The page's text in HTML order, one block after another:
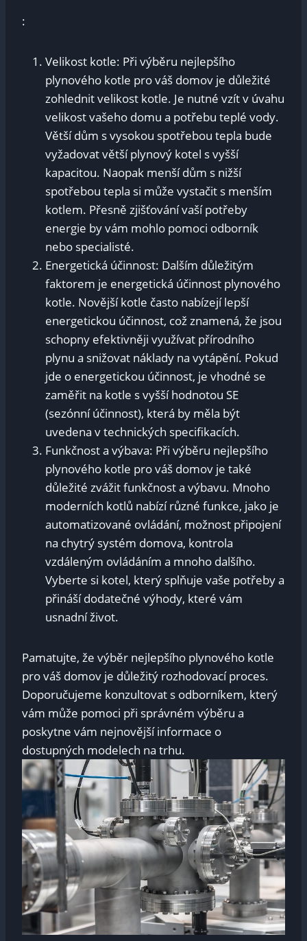
:
Velikost kotle: Při výběru nejlepšího
plynového kotle pro váš domov je důležité
zohlednit velikost kotle. Je nutné vzít v úvahu
velikost vašeho domu a potřebu teplé vody.
Větší dům s vysokou spotřebou tepla bude
vyžadovat větší plynový kotel s vyšší
kapacitou. Naopak menší dům s nižší
spotřebou tepla si může vystačit s menším
kotlem. Přesně zjišťování vaší potřeby
energie by vám mohlo pomoci odborník
nebo specialisté.
Energetická účinnost: Dalším důležitým
faktorem je energetická účinnost plynového
kotle. Novější kotle často nabízejí lepší
energetickou účinnost, což znamená, že jsou
schopny efektivněji využívat přírodního
plynu a snižovat náklady na vytápění. Pokud
jde o energetickou účinnost, je vhodné se
zaměřit na kotle s vyšší hodnotou SE
(sezónní účinnost), která by měla být
uvedena v technických specifikacích.
Funkčnost a výbava: Při výběru nejlepšího
plynového kotle pro váš domov je také
důležité zvážit funkčnost a výbavu. Mnoho
moderních kotlů nabízí různé funkce, jako je
automatizované ovládání, možnost připojení
na chytrý systém domova, kontrola
vzdáleným ovládáním a mnoho dalšího.
Vyberte si kotel, který splňuje vaše potřeby a
přináší dodatečné výhody, které vám
usnadní život.
Pamatujte, že výběr nejlepšího plynového kotle
pro váš domov je důležitý rozhodovací proces.
Doporučujeme konzultovat s odborníkem, který
vám může pomoci při správném výběru a
poskytne vám nejnovější informace o
dostupných modelech na trhu.